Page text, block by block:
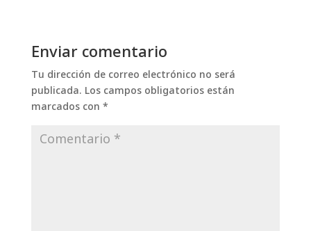
Enviar comentario
Tu dirección de correo electrónico no será
publicada.Los campos obligatorios están
marcados con*